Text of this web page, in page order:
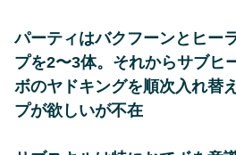
パーティはバクフーンとヒー
プを2〜3体。それからサブヒ
ボのヤドキングを順次入れ替
プが欲しいが不在